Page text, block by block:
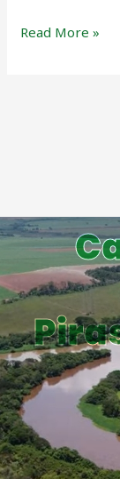
Read More »